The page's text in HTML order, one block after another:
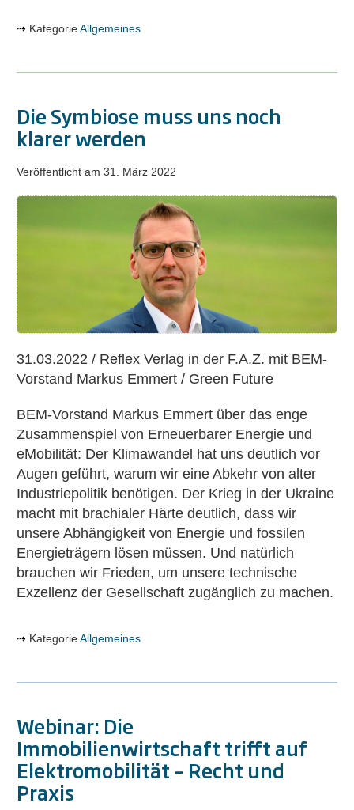
KategorieAllgemeines
Die Symbiose muss uns noch
klarer werden
Veröffentlicht am 31. März 2022
Die
Symbiose
muss
uns
noch
klarer
werden
31.03.2022 / Reflex Verlag in der F.A.Z. mit BEM-
Vorstand Markus Emmert / Green Future
BEM-Vorstand Markus Emmert über das enge
Zusammenspiel von Erneuerbarer Energie und
eMobilität: Der Klimawandel hat uns deutlich vor
Augen geführt, warum wir eine Abkehr von alter
Industriepolitik benötigen. Der Krieg in der Ukraine
macht mit brachialer Härte deutlich, dass wir
unsere Abhängigkeit von Energie und fossilen
Energieträgern lösen müssen. Und natürlich
brauchen wir Frieden, um unsere technische
Exzellenz der Gesellschaft zugänglich zu machen.
KategorieAllgemeines
Webinar: Die
Immobilienwirtschaft trifft auf
Elektromobilität – Recht und
Praxis